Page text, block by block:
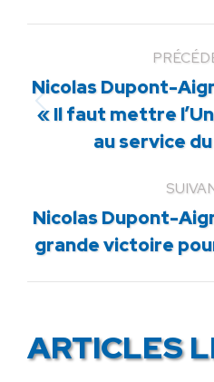
:
Nicolas Dupont-
« Il faut mettre
au service
Nicolas Dupont-
grande victoire
ARTICLES